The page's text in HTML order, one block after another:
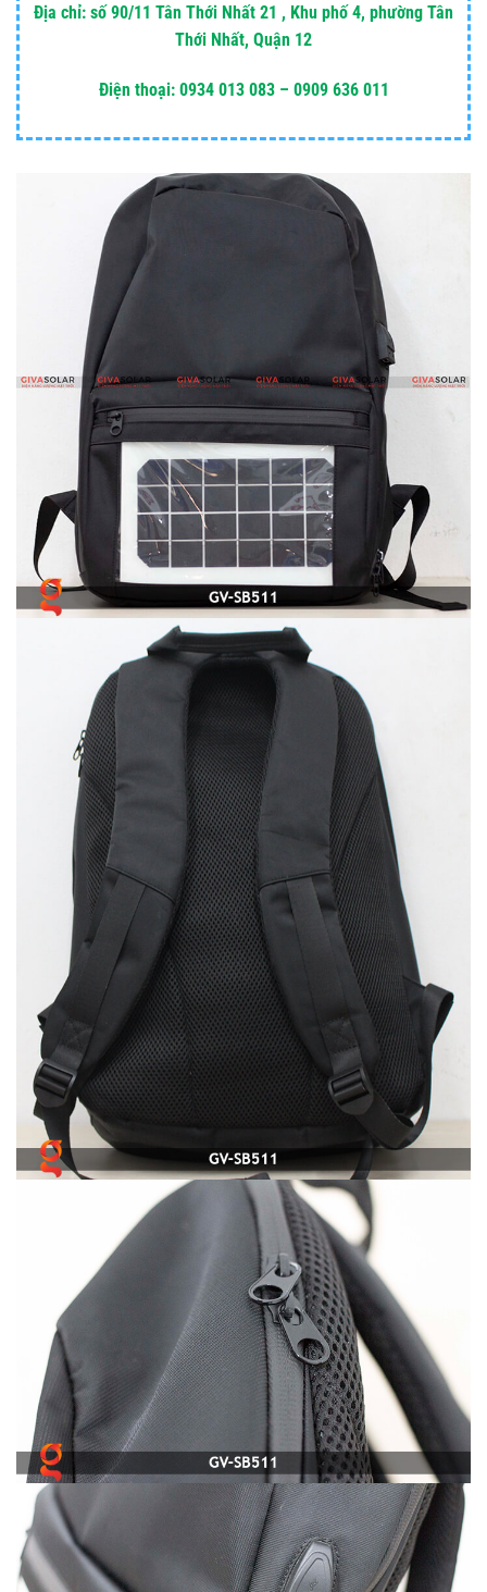
Địa chỉ: số 90/11 Tân Thới Nhất 21 , Khu phố 4, phường Tân
Thới Nhất, Quận 12
Điện thoại: 0934 013 083 – 0909 636 011